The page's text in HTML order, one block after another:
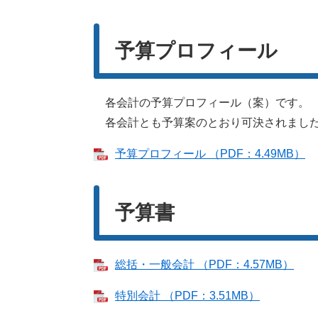
予算プロフィール
各会計の予算プロフィール（案）です。
各会計とも予算案のとおり可決されまし
予算プロフィール （PDF：4.49MB）
予算書
総括・一般会計 （PDF：4.57MB）
特別会計 （PDF：3.51MB）